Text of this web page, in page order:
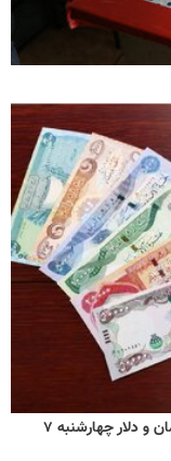
قیمت دینار عراق امروز + نرخ ارز اربعین دولتی به تومان و دلار چهارشنبه ۷